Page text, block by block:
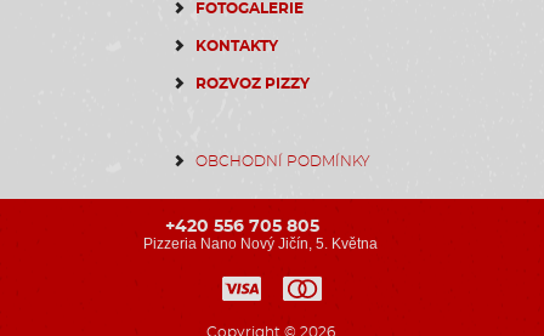
FOTOGALERIE
KONTAKTY
ROZVOZ PIZZY
OBCHODNÍ PODMÍNKY
+420 556 705 805
Pizzeria Nano Nový Jičín, 5. Května
Copyright © 2026